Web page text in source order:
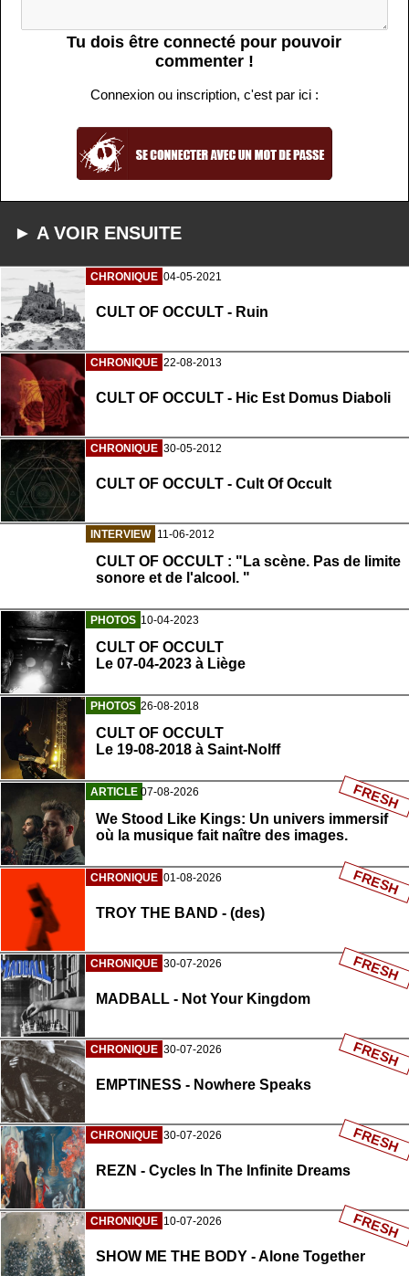
Tu dois être connecté pour pouvoir
commenter !
Connexion ou inscription, c'est par ici :
► A VOIR ENSUITE
CHRONIQUE 04-05-2021
CULT OF OCCULT - Ruin
CHRONIQUE 22-08-2013
CULT OF OCCULT - Hic Est Domus Diaboli
CHRONIQUE 30-05-2012
CULT OF OCCULT - Cult Of Occult
INTERVIEW 11-06-2012
CULT OF OCCULT : "La scène. Pas de limite
sonore et de l'alcool. "
PHOTOS 10-04-2023
CULT OF OCCULT
Le 07-04-2023 à Liège
PHOTOS 26-08-2018
CULT OF OCCULT
Le 19-08-2018 à Saint-Nolff
ARTICLE 07-08-2026
We Stood Like Kings: Un univers immersif
où la musique fait naître des images.
FRESH
CHRONIQUE 01-08-2026
TROY THE BAND - (des)
FRESH
CHRONIQUE 30-07-2026
MADBALL - Not Your Kingdom
FRESH
CHRONIQUE 30-07-2026
EMPTINESS - Nowhere Speaks
FRESH
CHRONIQUE 30-07-2026
REZN - Cycles In The Infinite Dreams
FRESH
CHRONIQUE 10-07-2026
SHOW ME THE BODY - Alone Together
FRESH